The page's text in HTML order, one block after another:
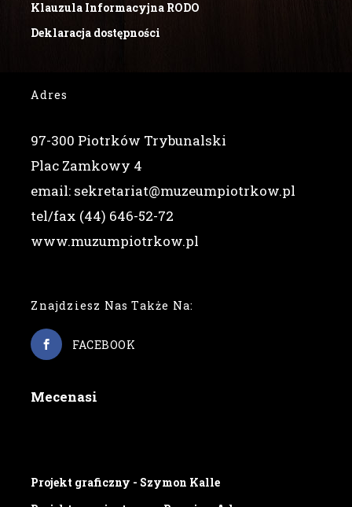
Klauzula Informacyjna RODO
Deklaracja dostępności
Adres
97-300 Piotrków Trybunalski
Plac Zamkowy 4
email: sekretariat@muzeumpiotrkow.pl
tel/fax (44) 646-52-72
www.muzumpiotrkow.pl
Znajdziesz Nas Także Na:
FACEBOOK
Mecenasi
Projekt graficzny - Szymon Kalle